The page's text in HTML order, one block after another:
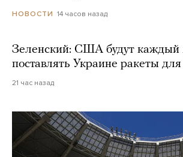
НОВОСТИ 14 часов назад
Зеленский: США будут каждый
поставлять Украине ракеты
21 час назад